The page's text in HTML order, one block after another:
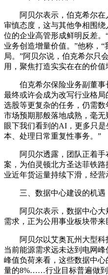
阿贝尔表示，伯克希尔在
审慎态度，这与其他争相围
位的企业高管形成鲜明反差
业务创造增量价值。”他称，
局。”阿贝尔说，伯克希尔只
用，聚焦打造实实在在的价值
伯克希尔保险业务副董事
最终或许会成为改写行业格
选股等更复杂的任务，仍需
市场预期那般落地成熟，毫
眼下我们看到的AI，更多只
本、处理日常重复性事务。”
阿贝尔透露，团队正着手
案，为伯灵顿北方圣达菲铁
业近年货运量持续下滑，经营
三、数据中心建设的机遇
阿贝尔表示，数据中心大
需求，正为公用事业板块带来
阿贝尔以艾奥瓦州大型科
当前能源需求远未达到电网
峰值负荷来看，这些数据中
量的8%……行业目标普遍做到